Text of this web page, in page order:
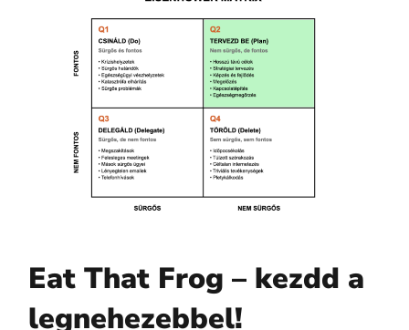
Eat That Frog – kezdd a
legnehezebbel!